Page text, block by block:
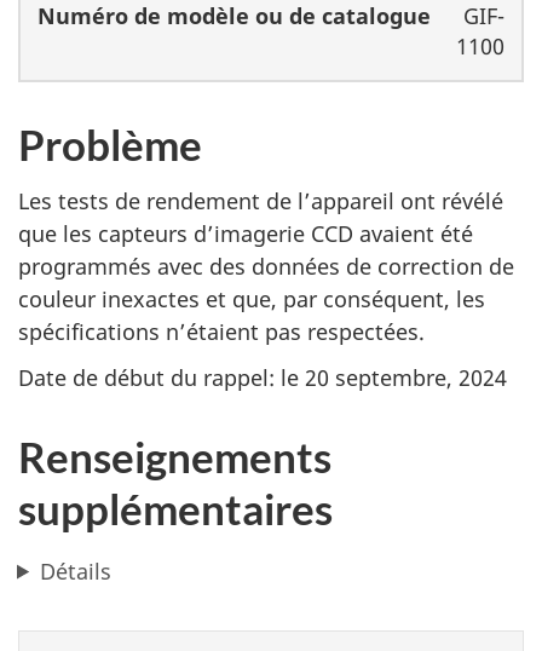
GIF-
1100
Problème
Les tests de rendement de l’appareil ont révélé
que les capteurs d’imagerie CCD avaient été
programmés avec des données de correction de
couleur inexactes et que, par conséquent, les
spécifications n’étaient pas respectées.
Date de début du rappel: le 20 septembre, 2024
Renseignements
supplémentaires
Détails